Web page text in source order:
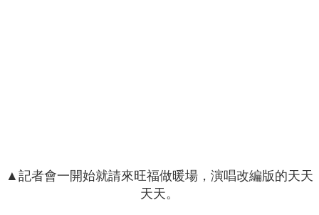
▲記者會一開始就請來旺福做暖場，演唱改編版的天天
天天。